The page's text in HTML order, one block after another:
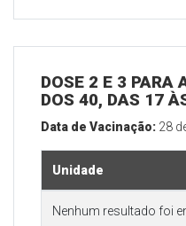
DOSE 2 E 3 PARA
DOS 40, DAS 17
Data de Vacinação: 28
Unidade
Nenhum resultado foi